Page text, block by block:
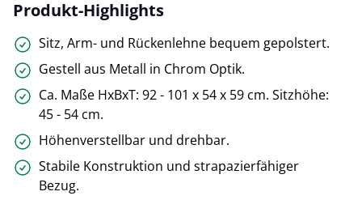
Produkt-Highlights
Sitz, Arm- und Rückenlehne bequem gepolstert.
Gestell aus Metall in Chrom Optik.
Ca. Maße HxBxT: 92 - 101 x 54 x 59 cm. Sitzhöhe:
45 - 54 cm.
Höhenverstellbar und drehbar.
Stabile Konstruktion und strapazierfähiger
Bezug.